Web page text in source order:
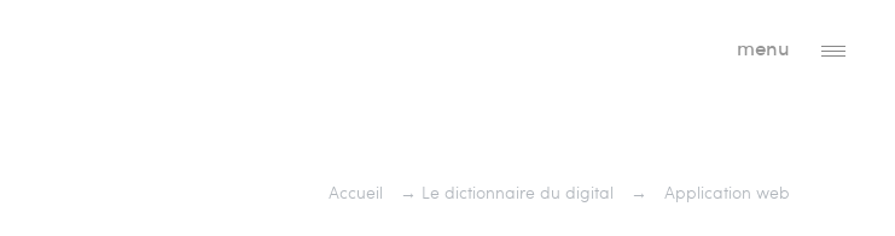
menu
Accueil → Le dictionnaire du digital → Application web